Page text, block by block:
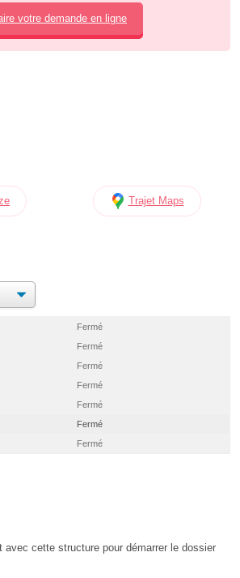
votre demande en ligne
Trajet Maps
Fermé
Fermé
Fermé
Fermé
Fermé
Fermé
Fermé
avec cette structure pour démarrer le dossier